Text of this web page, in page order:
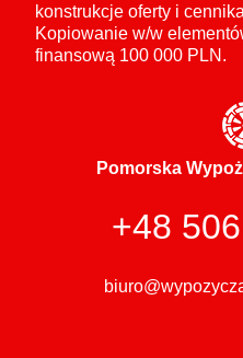
konstrukcje oferty i
Kopiowanie w/w
finansową 100 000 PLN.
Pomorska
+48